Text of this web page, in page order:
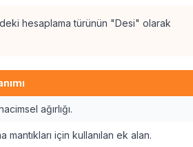
hesaplama türünün "Desi" olarak
ağırlığı.
için kullanılan ek alan.